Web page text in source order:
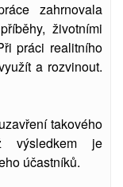
zahrnovala
životními
práci realitního
a rozvinout.
takového
výsledkem je
účastníků.